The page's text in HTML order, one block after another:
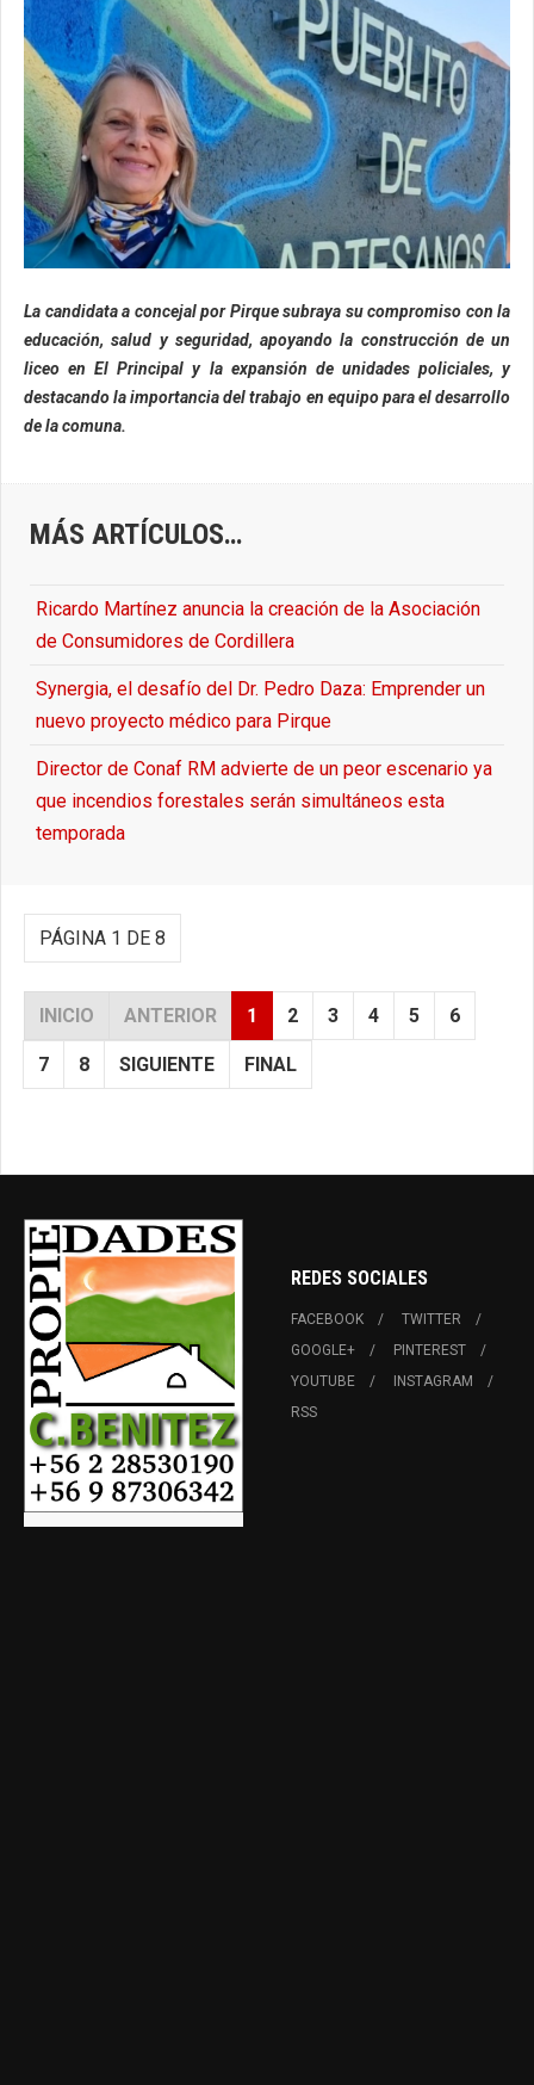
La candidata a concejal por Pirque subraya su compromiso con la
educación, salud y seguridad, apoyando la construcción de un
liceo en El Principal y la expansión de unidades policiales, y
destacando la importancia del trabajo en equipo para el desarrollo
de la comuna.
MÁS ARTÍCULOS…
Ricardo Martínez anuncia la creación de la Asociación
de Consumidores de Cordillera
Synergia, el desafío del Dr. Pedro Daza: Emprender un
nuevo proyecto médico para Pirque
Director de Conaf RM advierte de un peor escenario ya
que incendios forestales serán simultáneos esta
temporada
PÁGINA 1 DE 8
INICIO ANTERIOR 1 2 3 4 5 6
7 8 SIGUIENTE FINAL
REDES SOCIALES
FACEBOOK
TWITTER
GOOGLE+
PINTEREST
YOUTUBE
INSTAGRAM
RSS